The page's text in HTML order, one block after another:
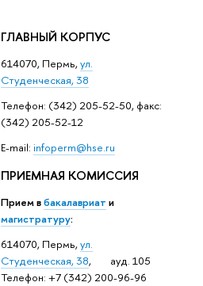
ГЛАВНЫЙ КОРПУС
614070, Пермь,ул.
Студенческая, 38
Телефон: (342) 205-52-50, факс:
(342) 205-52-12
Е-mail: infoperm@hse.ru
ПРИЕМНАЯ КОМИССИЯ
Прием вбакалавриат и
магистратуру:
614070, Пермь,ул.
Студенческая, 38, ауд. 105
Телефон: +7 (342) 200-96-96